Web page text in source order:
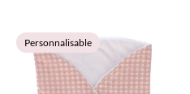
VOIR LE PRODUIT
Personnalisable